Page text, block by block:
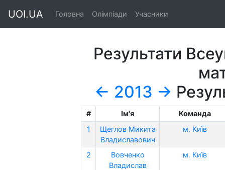
UOI.UA Головна Олімпіади Учасники
Результати
← 2013 →
# Ім'я
Команда
1
Щеглов Микита
Владиславович
м. Київ
2
Вовченко
Владислав
м. Київ